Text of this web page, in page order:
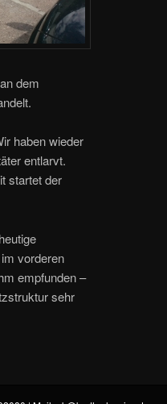
dem
haben wieder
entlarvt.
startet der
vorderen
empfunden –
sehr